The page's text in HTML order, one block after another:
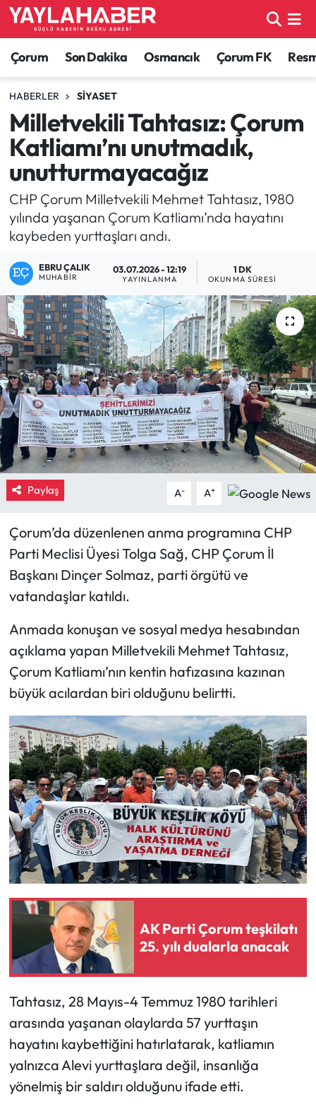
Çorum Son Dakika Osmancık Çorum FK
HABERLER SIYASET
Milletvekili Tahtasız: Çorum
Katliamı’nı unutmadık,
unutturmayacağız
CHP Çorum Milletvekili Mehmet Tahtasız, 1980
yılında yaşanan Çorum Katliamı’nda hayatını
kaybeden yurttaşları andı.
EBRU ÇALIK
MUHABIR
03.07.2026 - 12:19
YAYINLANMA
1 DK
OKUNMA SÜRESI
Paylaş A- A+
Çorum’da düzenlenen anma programına CHP
Parti Meclisi Üyesi Tolga Sağ, CHP Çorum İl
Başkanı Dinçer Solmaz, parti örgütü ve
vatandaşlar katıldı.
Anmada konuşan ve sosyal medya hesabından
açıklama yapan Milletvekili Mehmet Tahtasız,
Çorum Katliamı’nın kentin hafızasına kazınan
büyük acılardan biri olduğunu belirtti.
AK Parti Çorum teşkilatı
25. yılı dualarla anacak
Tahtasız, 28 Mayıs-4 Temmuz 1980 tarihleri
arasında yaşanan olaylarda 57 yurttaşın
hayatını kaybettiğini hatırlatarak, katliamın
yalnızca Alevi yurttaşlara değil, insanlığa
yönelmiş bir saldırı olduğunu ifade etti.
Alaca Haberleri
Bayat Haberleri
Bilgi - Keşfet Haberleri
Bilim ve Teknoloji
Boğazkale Haberleri
Çorum Haberleri
Çorum Son Dakika Haberleri
Dodurga Haberleri
Eğitim
Ekonomi
Güncel
İskilip Haberleri
Kargı Haberleri
Kültür Sanat
Laçin Haberleri
Magazin
Mecitözü Haberleri
Oğuzlar Haberleri
Ortaköy Haberleri
Osmancık Haberleri
Otomotiv
Resmi İlan
Resmi Reklam
Sağlık
Siyaset
Sungurlu Haberleri
Turizm
Uğurludağ Haberleri
Çorum Nöbetçi Eczaneler
Çorum Hava Durumu
Çorum Namaz Vakitleri
Çorum Trafik Yoğunluk Haritası
TFF 1.Lig Puan Durumu ve Fikstür
Tüm Manşetler
Son Dakika Haberleri
Haber Arşivi